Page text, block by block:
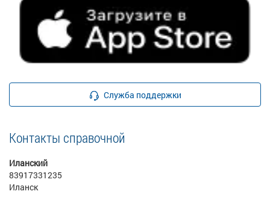
Служба поддержки
Контакты справочной
Иланский
83917331235
Иланск